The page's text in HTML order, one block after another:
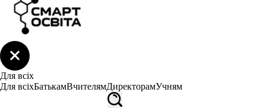
Для всіх
Для всіхБатькамВчителямДиректорамУчням